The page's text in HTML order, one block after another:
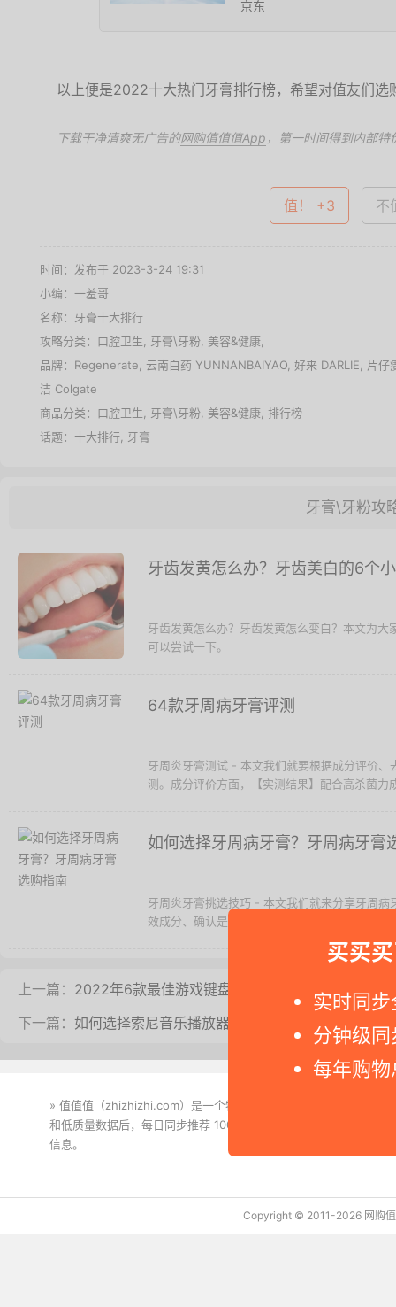
买买
实时同
分钟级
每年购
京东
以上便是2022十大热门牙膏排行榜，希望对值友们选
下载干净清爽无广告的网购值值值App ，第一时间得到内部特
值！ +3 不
时间：发布于 2023-3-24 19:31
小编：一羞哥
名称： 牙膏十大排行
攻略分类： 口腔卫生 牙膏\牙粉 美容&健康
品牌： Regenerate 云南白药 YUNNANBAIYAO 好来 DARLIE
片仔
洁 Colgate
商品分类： 口腔卫生 牙膏\牙粉 美容&健康 排行榜
话题： 十大排行 牙膏
牙膏\牙粉攻
牙齿发黄怎么办？牙齿美白的6个
牙齿发黄怎么办？牙齿发黄怎么变白？本文为
可以尝试一下。
64款牙周病牙膏评测
牙周炎牙膏测试 - 本文我们就要根据成分评价
测。成分评价方面，【实测结果】配合高杀菌
如何选择牙周病牙膏？牙周病牙膏
牙周炎牙膏挑选技巧 - 本文我们就来分享牙周
效成分、确认是否含有杀菌力高的成分，「
上一篇： 2022年6款最佳游戏键盘推荐
下一篇： 如何选择索尼音乐播放器？索尼音乐播放器选购指
» 值值值（zhizhizhi.com）是一个特价搜索引擎。我们实时监控和
和低质量数据后，每日同步推荐 1000+ 高性价比商品和打折促销
信息。
Copyright © 2011-2026 网购